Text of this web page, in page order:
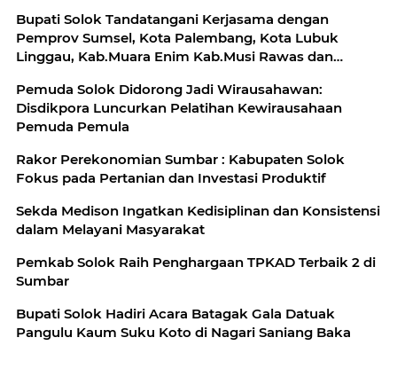
Bupati Solok Tandatangani Kerjasama dengan
Pemprov Sumsel, Kota Palembang, Kota Lubuk
Linggau, Kab.Muara Enim Kab.Musi Rawas dan
Pemuda Solok Didorong Jadi Wirausahawan:
Disdikpora Luncurkan Pelatihan Kewirausahaan
Pemuda Pemula
Rakor Perekonomian Sumbar : Kabupaten Solok
Fokus pada Pertanian dan Investasi Produktif
Sekda Medison Ingatkan Kedisiplinan dan Konsistensi
dalam Melayani Masyarakat
Pemkab Solok Raih Penghargaan TPKAD Terbaik 2 di
Sumbar
Bupati Solok Hadiri Acara Batagak Gala Datuak
Pangulu Kaum Suku Koto di Nagari Saniang Baka